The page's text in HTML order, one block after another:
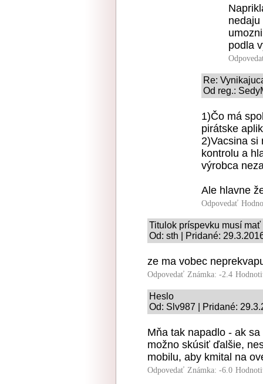
podla
Re:
Od reg.:
1)Čo má
pirátske
2)Vacsina si
kontrolu a
výrobca
Ale hlavne
Odpovedať
Titulok príspevku musí
Od: sth | Pridané:
ze ma vobec
Odpovedať Známka: -2.4
Heslo
Od: Slv987 | Pridané:
Mňa tak napadlo - ak
možno skúsiť ďalšie,
mobilu, aby kmital na
Odpovedať Známka: -6.0